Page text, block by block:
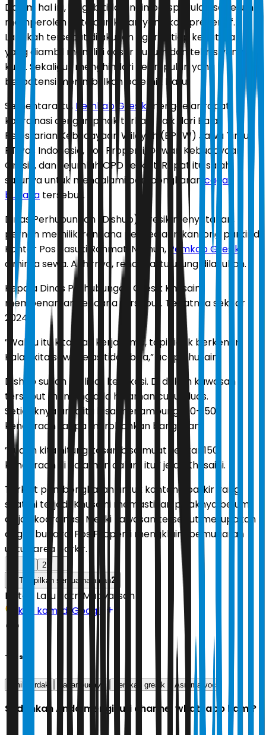
Dalam hal ini, wagub tidak ingin berspekulasi sebelum
memperoleh data dan kajian yang komprehensif.
Langkah tersebut dilakukan agar setiap keputusan
yang diambil memiliki dasar hukum dan teknis yang
kuat. Sekaligus menghindari kesimpulan yang
berpotensi menimbulkan polemik baru.
Sementara itu, Pemkab Gresik menggelar rapat
koordinasi dengan pihak terkait. Baik dari Balai
Pelestarian Kebudayaan Wilayah (BPKW) Jawa Timur,
PT Pos Indonesia, Pos Properti, Dewan Kebudayaan
Gresik, dan sejumlah OPD terkait. Rapat itu salah
satunya untuk mendalami pembongkaran cagar
budaya tersebut.
Dinas Perhubungan (Dishub) Gresik menyatakan,
pernah memiliki rencana penyediaan kantong parkir di
Kantor Pos Basuki Rahmat. Namun, Pemkab Gresik
diminta sewa. Akhirnya, rencana itu urung dilakukan.
Kepala Dinas Perhubungan Gresik Khusaini
membenarkan rencana tersebut. Tepatnya sekitar
2024.
”Waktu itu kita ajak kerjasama, tapi tidak berkenan.
Kalau kita sewa, jelas tidak bisa,” ucap Khusaini.
Dishub sudah melihat ke lokasi. Di dalam kawasan
tersebut memang ada halaman cukup luas.
Setidaknya area itu bisa menampung 100-150
kendaraan tanpa merobohkan bangunan.
”Sudah kita hitung kasar, bisa muat sekitar 150
kendaraan di halaman dalam itu,” jelas Khusaini.
Terkait pembongkaran untuk kantong parkir yang
saat ini terjadi, Khusaini memastikan pihaknya belum
diajak koordinasi. Meski kawasan tersebut merupakan
cagar budaya, Pos Properti mengklaim pemugaran
untuk area parkir.
2
Tampilkan semua halaman2
Editor: Latu Ratri Mubyarsah
Ikuti kami di Google
Tags
emil dardak cagar budaya pemkab gresik Asrama voc
Sudahkah Anda mengikuti channel whatsapp kami?